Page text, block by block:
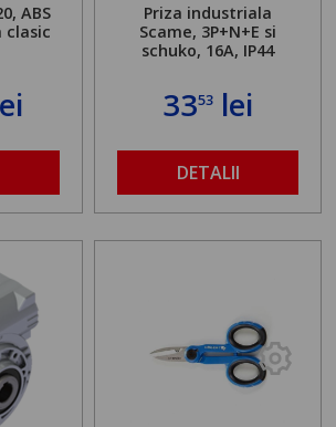
ABS
clasic
Priza industriala
Scame, 3P+N+E si
schuko, 16A, IP44
3353 lei
DETALII